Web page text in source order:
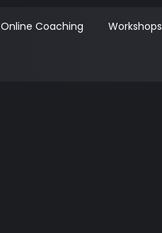
Online Coaching Workshops